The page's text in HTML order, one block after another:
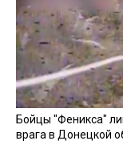
Бойцы "Феникса"
врага в Донецкой